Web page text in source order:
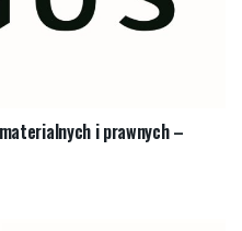
i prawnych –